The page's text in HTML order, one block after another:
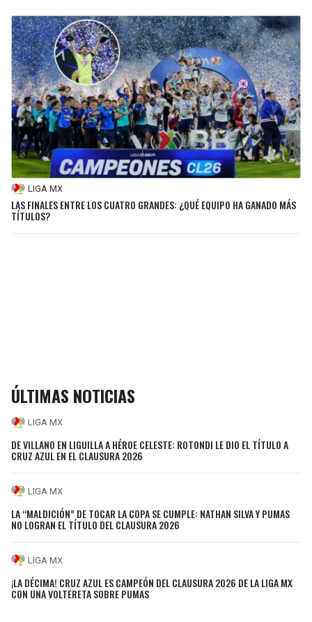
LIGA MX
LAS FINALES ENTRE LOS CUATRO GRANDES: ¿QUÉ EQUIPO HA GANADO MÁS
TÍTULOS?
ÚLTIMAS NOTICIAS
LIGA MX
DE VILLANO EN LIGUILLA A HÉROE CELESTE: ROTONDI LE DIO EL TÍTULO A
CRUZ AZUL EN EL CLAUSURA 2026
LIGA MX
LA “MALDICIÓN” DE TOCAR LA COPA SE CUMPLE: NATHAN SILVA Y PUMAS
NO LOGRAN EL TÍTULO DEL CLAUSURA 2026
LIGA MX
¡LA DÉCIMA! CRUZ AZUL ES CAMPEÓN DEL CLAUSURA 2026 DE LA LIGA MX
CON UNA VOLTERETA SOBRE PUMAS